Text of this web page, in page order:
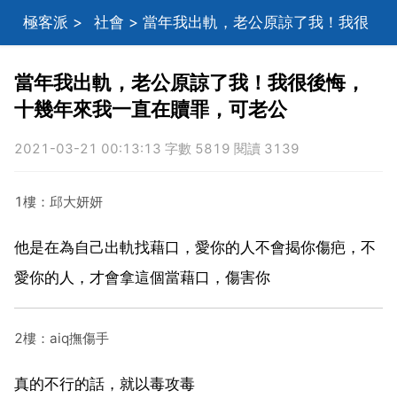
極客派 > 社會 > 當年我出軌，老公原諒了我！我很
後悔，十幾年來我一直在贖罪，可老公
當年我出軌，老公原諒了我！我很後悔，
十幾年來我一直在贖罪，可老公
2021-03-21 00:13:13 字數 5819 閱讀 3139
1樓：邱大妍妍
他是在為自己出軌找藉口，愛你的人不會揭你傷疤，不
愛你的人，才會拿這個當藉口，傷害你
2樓：aiq撫傷手
真的不行的話，就以毒攻毒